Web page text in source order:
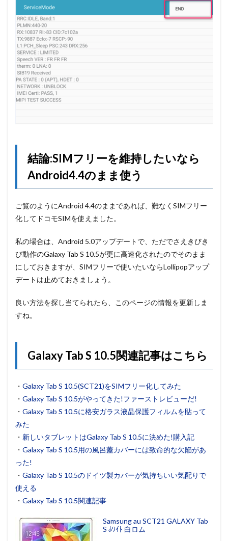
結論:SIMフリーを維持したいなら
Android4.4のまま使う
ご覧のようにAndroid 4.4のままであれば、難なくSIMフリー
化してドコモSIMを使えました。
私の場合は、Android 5.0アップデートで、ただでさえきびき
び動作のGalaxy Tab S 10.5が更に高速化されたのでそのまま
にしておきますが、SIMフリーで使いたいならLollipopアップ
デートは止めておきましょう。
良い方法を探し当てられたら、このページの情報を更新しま
すね。
Galaxy Tab S 10.5関連記事はこちら
・ Galaxy Tab S 10.5(SCT21)をSIMフリー化してみた
・ Galaxy Tab S 10.5がやってきた!ファーストレビューだ!
・ Galaxy Tab S 10.5に格安ガラス液晶保護フィルムを貼って
みた
・ 新しいタブレットはGalaxy Tab S 10.5に決めた!購入記
・ Galaxy Tab S 10.5用の風呂蓋カバーには致命的な欠陥があ
った!
・ Galaxy Tab S 10.5のドイツ製カバーが気持ちいい気配りで
使える
・ Galaxy Tab S 10.5関連記事
Samsung au SCT21 GALAXY Tab
S ﾎﾜｲﾄ 白ロム